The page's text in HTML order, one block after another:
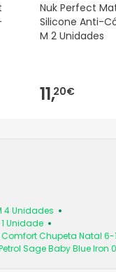
Nuk Perfect
Silicone Anti-
M 2 Unidades
11,20€
4 Unidades
Unidade
Chupeta Natal 6-
Sage Baby Blue Iron